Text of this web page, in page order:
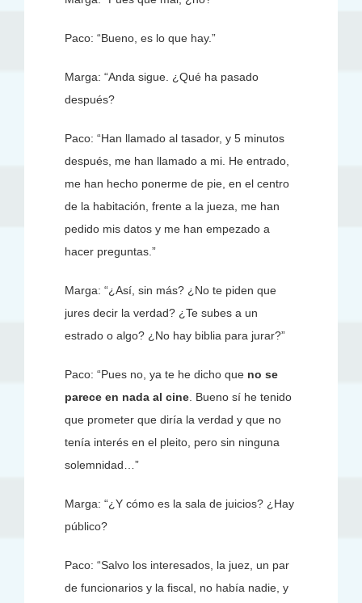
Paco: “Bueno, es lo que hay.”
Marga: “Anda sigue. ¿Qué ha pasado
después?
Paco: “Han llamado al tasador, y 5 minutos
después, me han llamado a mi. He entrado,
me han hecho ponerme de pie, en el centro
de la habitación, frente a la jueza, me han
pedido mis datos y me han empezado a
hacer preguntas.”
Marga: “¿Así, sin más? ¿No te piden que
jures decir la verdad? ¿Te subes a un
estrado o algo? ¿No hay biblia para jurar?”
Paco: “Pues no, ya te he dicho que no se
parece en nada al cine. Bueno sí he tenido
que prometer que diría la verdad y que no
tenía interés en el pleito, pero sin ninguna
solemnidad…”
Marga: “¿Y cómo es la sala de juicios? ¿Hay
público?
Paco: “Salvo los interesados, la juez, un par
de funcionarios y la fiscal, no había nadie, y